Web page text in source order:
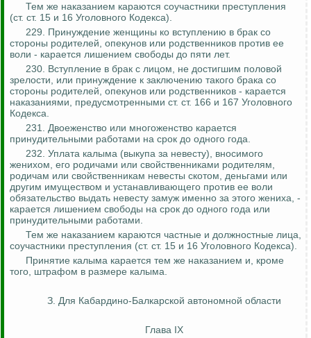
Тем же наказанием караются соучастники преступления
(ст. ст. 15 и 16 Уголовного Кодекса).
229. Принуждение женщины ко вступлению в брак со
стороны родителей, опекунов или родственников против ее
воли - карается лишением свободы до пяти лет.
230. Вступление в брак с лицом, не достигшим половой
зрелости, или принуждение к заключению такого брака со
стороны родителей, опекунов или родственников - карается
наказаниями, предусмотренными ст. ст. 166 и 167 Уголовного
Кодекса.
231. Двоеженство или многоженство карается
принудительными работами на срок до одного года.
232. Уплата калыма (выкупа за невесту), вносимого
женихом, его родичами или свойственниками родителям,
родичам или свойственникам невесты скотом, деньгами или
другим имуществом и устанавливающего против ее воли
обязательство выдать невесту замуж именно за этого жениха, -
карается лишением свободы на срок до одного года или
принудительными работами.
Тем же наказанием караются частные и должностные лица,
соучастники преступления (ст. ст. 15 и 16 Уголовного Кодекса).
Принятие калыма карается тем же наказанием и, кроме
того, штрафом в размере калыма.
З. Для Кабардино-Балкарской автономной области
Глава IX